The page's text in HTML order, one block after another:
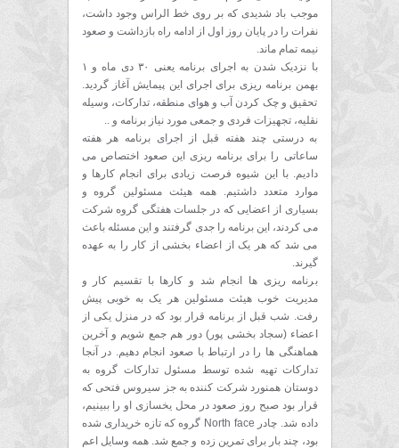
موجب باد شدیدی که بر روی خط الراس وجود داشت،
نفرات را در پایان روز اول از ادامه راه بازداشت و صعود
نیمه تمام ماند.
با نزدیک شدن به اجرای برنامه یعنی ۳۰ دی ماه و ۱
بهمن برنامه ریزی برای اجرای این پیمایش آغاز گردید.
تحقیق و چک کردن آب و هوای منطقه، تدارکات، وسیله
نقلیه، تجهیزات فردی و جمعی مورد نیاز برنامه و ..
به درستی چند هفته قبل از اجرای برنامه هر هفته
ساعاتی را برای برنامه ریزی این صعود اختصاص می
دادیم. با این شیوه فرصت زیادی برای انجام کارها و
موارد متعدد داشتیم. همه هیئت مسئولین گروه و
بسیاری از اعضایی که در جلسات هفتگی گروه شرکت
می کردند، این برنامه را جدی گرفتند و این مسئله باعث
می شد که هر یک از اعضاء بخشی از کار را به عهده
گیرند.
برنامه ریزی ها انجام شد و کارها با تقسیم کار و
مدیریت خوب هیئت مسئولین هر یک به خوبی پیش
رفت. شب قبل از برنامه قرار بود که در منزل یکی از
اعضاء (سجاد بخشی پور) دور هم جمع شویم و آخرین
هماهنگی ها را در ارتباط با صعود انجام دهیم. در آنجا
تدارکات تهیه شده توسط مسئول تدارکات گروه به
دوستان همنورد شرکت کننده به جز سیروس فتحی که
قرار بود صبح روز صعود در محل یخسازی او را ببینیم،
داده شد. چادر North face گروه که تازه خریداری شده
بود، چند بار برای تمرین زده و جمع شد. همه وسایل اعم